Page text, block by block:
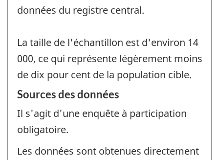
données du registre central.
La taille de l'échantillon est d'environ 14
000, ce qui représente légèrement moins
de dix pour cent de la population cible.
Sources des données
Il s'agit d'une enquête à participation
obligatoire.
Les données sont obtenues directement